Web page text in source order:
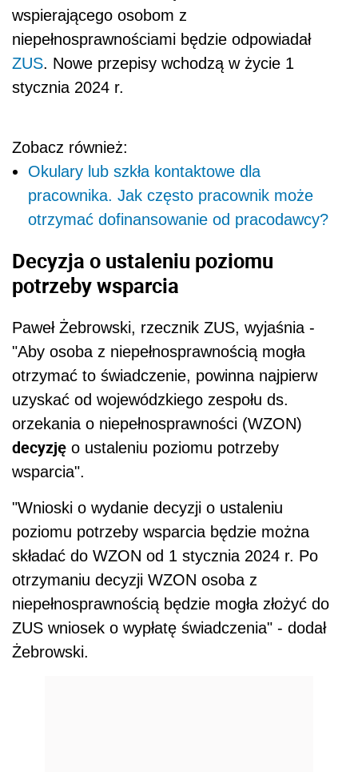
wspierającego osobom z
niepełnosprawnościami będzie odpowiadał
ZUS. Nowe przepisy wchodzą w życie 1
stycznia 2024 r.
Zobacz również:
Okulary lub szkła kontaktowe dla
pracownika. Jak często pracownik może
otrzymać dofinansowanie od pracodawcy?
Decyzja o ustaleniu poziomu
potrzeby wsparcia
Paweł Żebrowski, rzecznik ZUS, wyjaśnia -
"Aby osoba z niepełnosprawnością mogła
otrzymać to świadczenie, powinna najpierw
uzyskać od wojewódzkiego zespołu ds.
orzekania o niepełnosprawności (WZON)
decyzję o ustaleniu poziomu potrzeby
wsparcia".
"Wnioski o wydanie decyzji o ustaleniu
poziomu potrzeby wsparcia będzie można
składać do WZON od 1 stycznia 2024 r. Po
otrzymaniu decyzji WZON osoba z
niepełnosprawnością będzie mogła złożyć do
ZUS wniosek o wypłatę świadczenia" - dodał
Żebrowski.